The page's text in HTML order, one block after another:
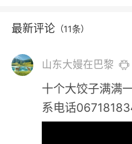
最新评论 （11条）
山东大嫚在巴黎
十个大饺子满满
系电话